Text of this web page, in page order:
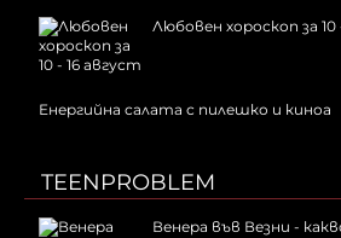
Любовен хороскоп за 10
Енергийна салата с пилешко и киноа
TEENPROBLEM
Венера във Везни -